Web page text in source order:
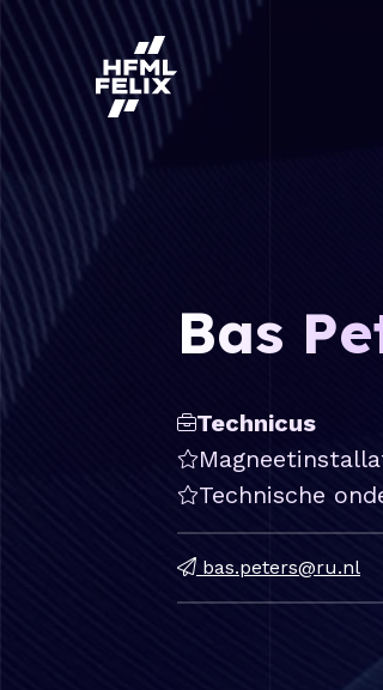
Onderzoeksinstituut HFML-
Bas
Technicus
Technische
bas.peters@ru.nl